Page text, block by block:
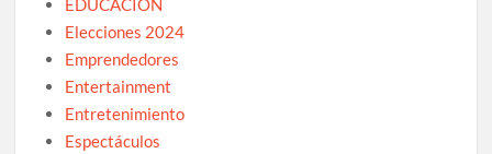
EDUCACIÓN
Elecciones 2024
Emprendedores
Entertainment
Entretenimiento
Espectáculos